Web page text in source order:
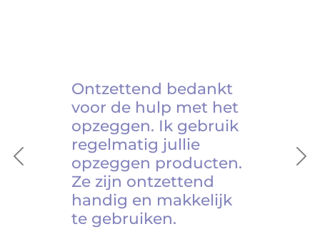
Previous
Ontzettend bedankt
voor de hulp met het
opzeggen. Ik gebruik
regelmatig jullie
opzeggen producten.
Ze zijn ontzettend
handig en makkelijk
te gebruiken.